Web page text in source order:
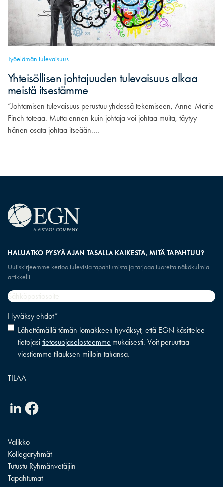
Työelämän tulevaisuus
Yhteisöllisen johtajuuden tulevaisuus alkaa
meistä itsestämme
”Johtamisen tulevaisuus perustuu yhdessä tekemiseen, Anne-Marie
Finch toteaa. Mutta ennen kuin johtaja voi johtaa muita, täytyy
hänen osata johtaa itseään.…
HALUATKO PYSYÄ AJAN TASALLA KAIKESTA, MITÄ TAPAHTUU?
Uutiskirjeemme kertoo tulevista tapahtumista ja tarjoaa tuoreita näkökulmia
artikkelit.
Sähköpostiosoite
Hyväksy ehdot*
Lähettämällä tämän lomakkeen hyväksyt, että EGN käsittelee
tietojasi tietosuojaselosteemme mukaisesti. Voit peruuttaa
viestiemme tilauksen milloin tahansa.
LinkedinFacebook
Valikko
Kollegaryhmät
Tutustu Ryhmänvetäjiin
Tapahtumat